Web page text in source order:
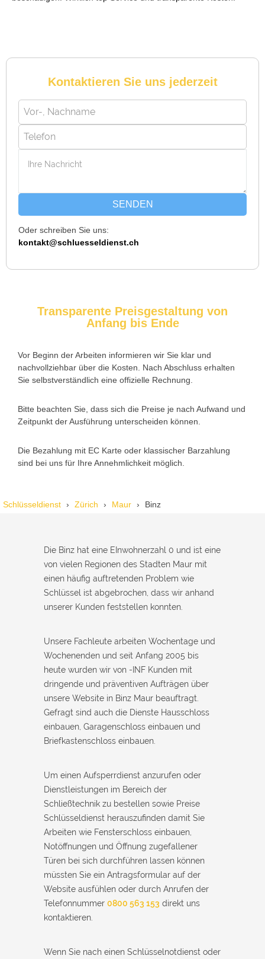
schon, sie müsste aufgebrochen werden, aber der Fachmann
Michael B. aus Bassersdorf
Service rufen. Techniker war schnell da, aber das Ersatzteil
Daniel W. aus Uster
Zuverlässiger Service bei einem verlorenen Haustürschlüssel.
Die Tür wurde ohne Kratzer geöffnet, nur der Preis war leicht
N Nadine H. aus Aadorf
Wir standen mit den Kindern vor verschlossener Tür – der
Kontaktieren Sie uns jederzeit
SENDEN
Oder schreiben Sie uns:
kontakt@schluesseldienst.ch
Transparente Preisgestaltung von
Anfang bis Ende
Vor Beginn der Arbeiten informieren wir Sie klar und
nachvollziehbar über die Kosten. Nach Abschluss erhalten
Sie selbstverständlich eine offizielle Rechnung.
Bitte beachten Sie, dass sich die Preise je nach Aufwand und
Zeitpunkt der Ausführung unterscheiden können.
Die Bezahlung mit EC Karte oder klassischer Barzahlung
sind bei uns für Ihre Annehmlichkeit möglich.
Schlüsseldienst Zürich Maur Binz
Die Binz hat eine EInwohnerzahl 0 und ist eine
von vielen Regionen des Stadten Maur mit
einen häufig auftretenden Problem wie
Schlüssel ist abgebrochen, dass wir anhand
unserer Kunden feststellen konnten.
Unsere Fachleute arbeiten Wochentage und
Wochenenden und seit Anfang 2005 bis
heute wurden wir von -INF Kunden mit
dringende und präventiven Aufträgen über
unsere Website in Binz Maur beauftragt.
Gefragt sind auch die Dienste Hausschloss
einbauen, Garagenschloss einbauen und
Briefkastenschloss einbauen.
Um einen Aufsperrdienst anzurufen oder
Dienstleistungen im Bereich der
Schließtechnik zu bestellen sowie Preise
Schlüsseldienst herauszufinden damit Sie
Arbeiten wie Fensterschloss einbauen,
Notöffnungen und Öffnung zugefallener
Türen bei sich durchführen lassen können
müssten Sie ein Antragsformular auf der
Website ausfühlen oder durch Anrufen der
Telefonnummer 0800 563 153 direkt uns
kontaktieren.
Wenn Sie nach einen Schlüsselnotdienst oder